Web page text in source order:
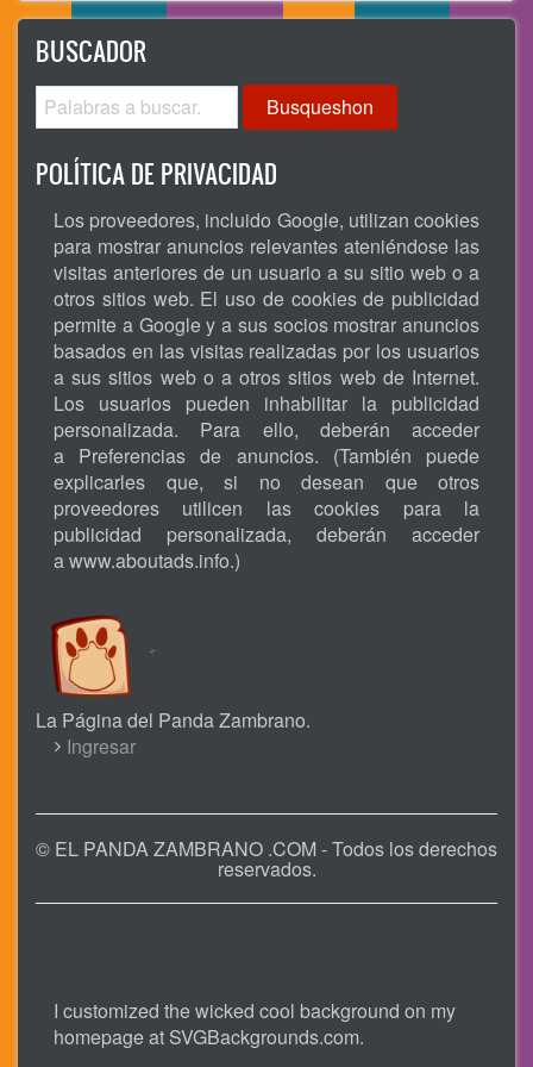
BUSCADOR
Busqueshon
POLÍTICA DE PRIVACIDAD
Los proveedores, incluido Google, utilizan cookies
para mostrar anuncios relevantes ateniéndose las
visitas anteriores de un usuario a su sitio web o a
otros sitios web. El uso de cookies de publicidad
permite a Google y a sus socios mostrar anuncios
basados en las visitas realizadas por los usuarios
a sus sitios web o a otros sitios web de Internet.
Los usuarios pueden inhabilitar la publicidad
personalizada. Para ello, deberán acceder
a Preferencias de anuncios. (También puede
explicarles que, si no desean que otros
proveedores utilicen las cookies para la
publicidad personalizada, deberán acceder
awww.aboutads.info.)
La Página del Panda Zambrano.
USER
MENU
Ingresar
© EL PANDA ZAMBRANO .COM - Todos los derechos
reservados.
I customized the wicked cool background on my
homepage at SVGBackgrounds.com.